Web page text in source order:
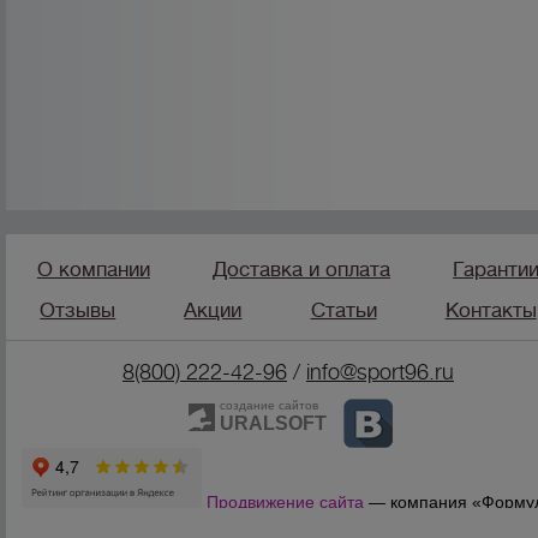
О компании Доставка и оплата
Отзывы
Акции Статьи Контакты
8(800) 222-42-96/ info@sport96.ru
создание сайтов
URALSOFT
Продвижение сайта — компания